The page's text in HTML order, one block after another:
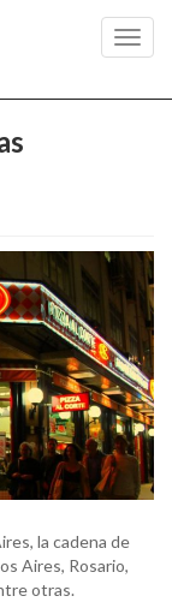
la cadena de
Aires, Rosario,
otras.